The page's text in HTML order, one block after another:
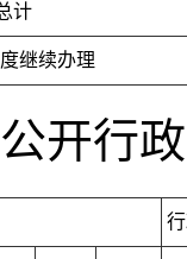
计
继续办理
开行